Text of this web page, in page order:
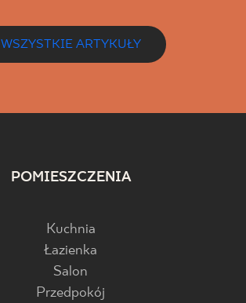
WSZYSTKIE ARTYKUŁY
POMIESZCZENIA
Kuchnia
Łazienka
Salon
Przedpokój